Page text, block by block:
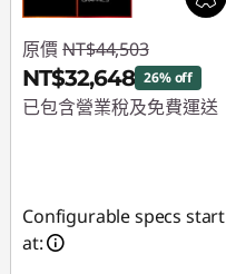
原價 NT$44,503
NT$32,648 26% off
已包含營業稅及免費運送
Configurable specs start
at: